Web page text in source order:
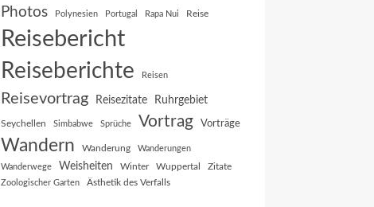
Photos Polynesien Portugal Rapa Nui Reise
Reisebericht
Reiseberichte Reisen
Reisevortrag Reisezitate Ruhrgebiet
Seychellen Simbabwe Sprüche Vortrag Vorträge
Wandern Wanderung Wanderungen
Wanderwege Weisheiten Winter Wuppertal Zitate
Zoologischer Garten Ästhetik des Verfalls